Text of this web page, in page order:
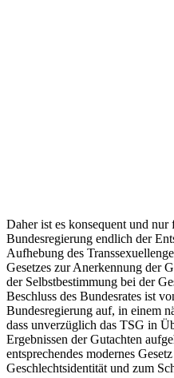
Daher ist es konsequent und
Bundesregierung endlich der
Aufhebung des
Gesetzes zur Anerkennung der
der Selbstbestimmung bei der
Beschluss des Bundesrates ist
Bundesregierung auf, in einem
dass unverzüglich das TSG in
Ergebnissen der Gutachten
entsprechendes modernes
Geschlechtsidentität und zum